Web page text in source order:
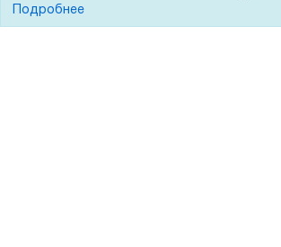
Подробнее